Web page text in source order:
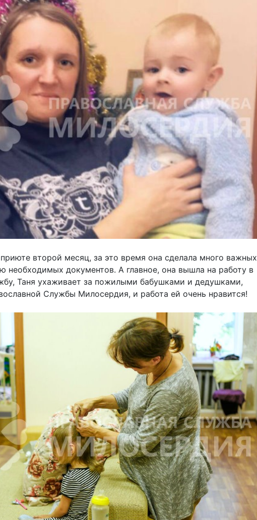
второй месяц, за это время она сделала много важных
необходимых документов. А главное, она вышла на работу в
Таня ухаживает за пожилыми бабушками и дедушками,
Службы Милосердия, и работа ей очень нравится!